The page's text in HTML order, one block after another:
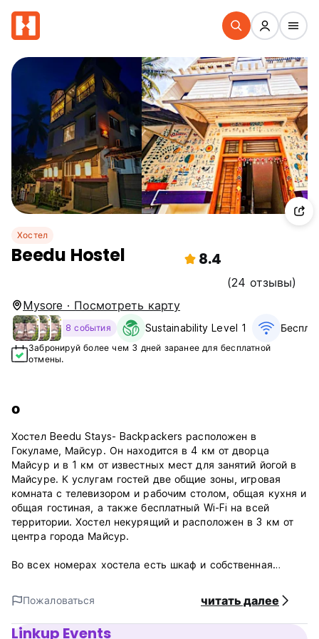
Хостел
Beedu Hostel 8.4
(24 отзывы)
Mysore · Посмотреть карту
8 события Sustainability Level 1
Забронируй более чем 3 дней заранее для бесплатной
отмены.
о
Хостел Beedu Stays- Backpackers расположен в
Гокуламе, Майсур. Он находится в 4 км от дворца
Майсур и в 1 км от известных мест для занятий йогой в
Майсуре. К услугам гостей две общие зоны, игровая
комната с телевизором и рабочим столом, общая кухня и
общая гостиная, а также бесплатный Wi-Fi на всей
территории. Хостел некурящий и расположен в 3 км от
центра города Майсур.
Во всех номерах хостела есть шкаф и собственная
Backpackers имеют собственную ванную комнату и
постельное белье.
Холм Чамунди находится в 15 км, железнодорожный
Пожаловаться читать далее
Linkup Events